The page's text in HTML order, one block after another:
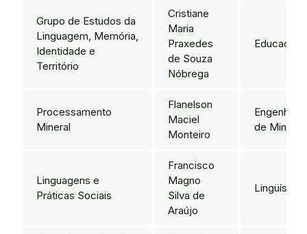
Grupo de Estudos da
Linguagem, Memória,
Identidade e
Território
Cristiane
Maria
Praxedes
de Souza
Nóbrega
Educação
Processamento
Mineral
Flanelson
Maciel
Monteiro
Engenharia
de Minas
Linguagens e
Práticas Sociais
Francisco
Magno
Silva de
Araújo
Lingüística